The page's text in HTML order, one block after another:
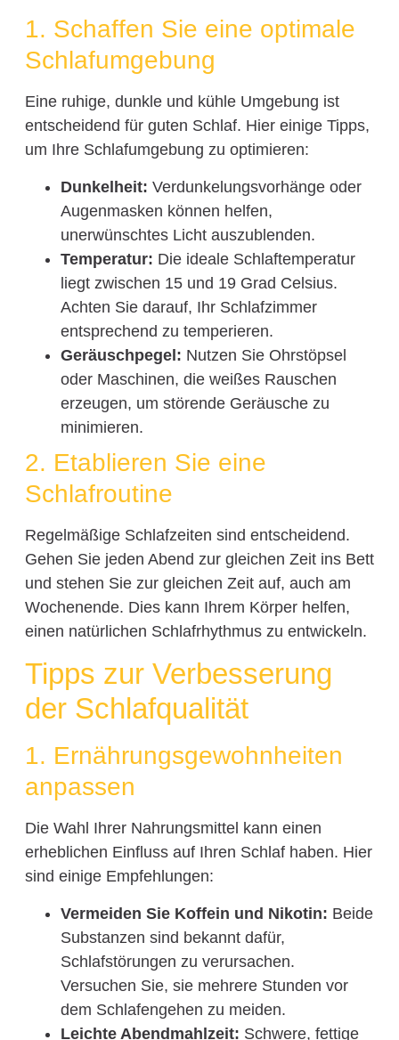
1. Schaffen Sie eine optimale
Schlafumgebung
Eine ruhige, dunkle und kühle Umgebung ist
entscheidend für guten Schlaf. Hier einige Tipps,
um Ihre Schlafumgebung zu optimieren:
Dunkelheit: Verdunkelungsvorhänge oder
Augenmasken können helfen,
unerwünschtes Licht auszublenden.
Temperatur: Die ideale Schlaftemperatur
liegt zwischen 15 und 19 Grad Celsius.
Achten Sie darauf, Ihr Schlafzimmer
entsprechend zu temperieren.
Geräuschpegel: Nutzen Sie Ohrstöpsel
oder Maschinen, die weißes Rauschen
erzeugen, um störende Geräusche zu
minimieren.
2. Etablieren Sie eine
Schlafroutine
Regelmäßige Schlafzeiten sind entscheidend.
Gehen Sie jeden Abend zur gleichen Zeit ins Bett
und stehen Sie zur gleichen Zeit auf, auch am
Wochenende. Dies kann Ihrem Körper helfen,
einen natürlichen Schlafrhythmus zu entwickeln.
Tipps zur Verbesserung
der Schlafqualität
1. Ernährungsgewohnheiten
anpassen
Die Wahl Ihrer Nahrungsmittel kann einen
erheblichen Einfluss auf Ihren Schlaf haben. Hier
sind einige Empfehlungen:
Vermeiden Sie Koffein und Nikotin: Beide
Substanzen sind bekannt dafür,
Schlafstörungen zu verursachen.
Versuchen Sie, sie mehrere Stunden vor
dem Schlafengehen zu meiden.
Leichte Abendmahlzeit: Schwere, fettige